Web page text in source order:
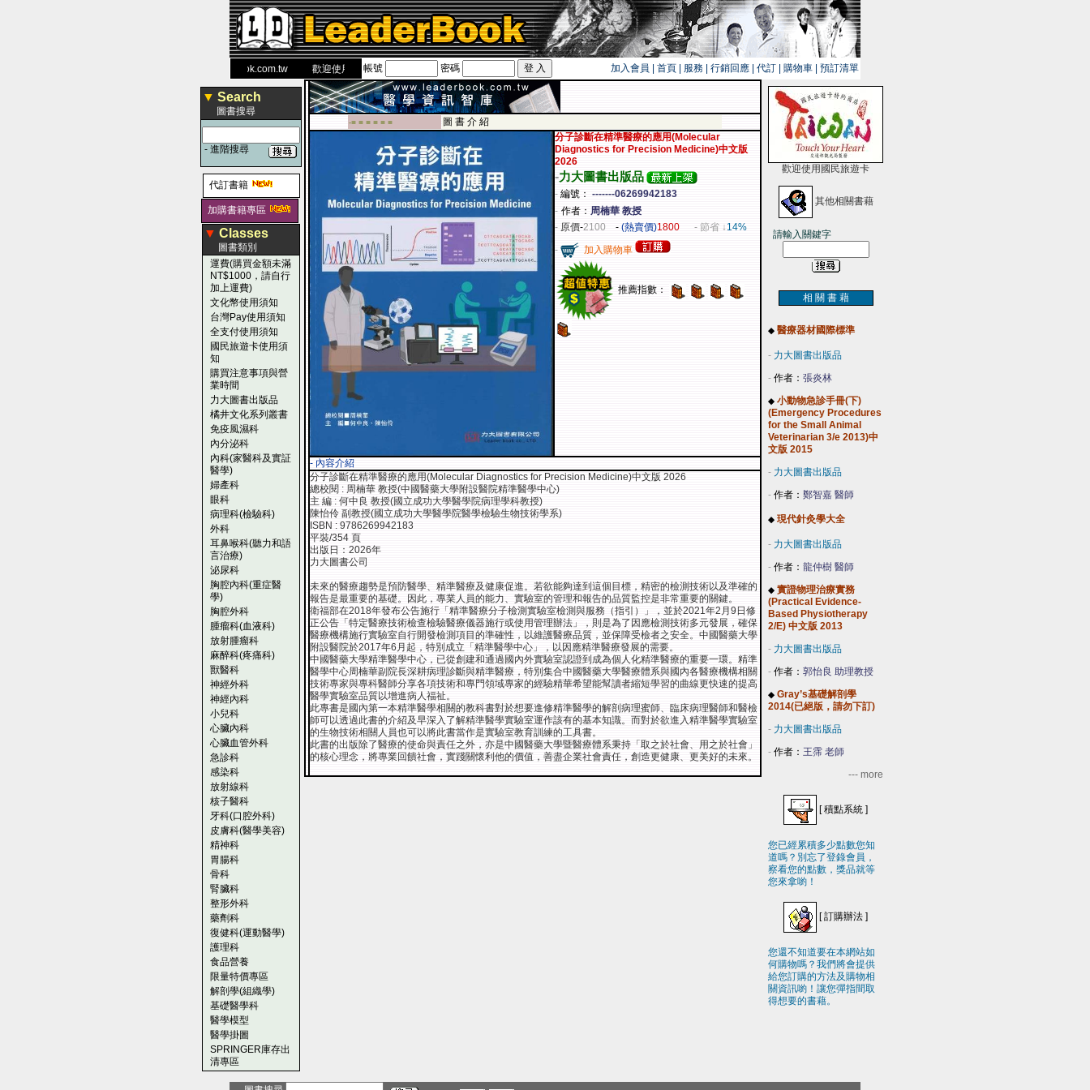
www.leaderbook.com.tw歡迎使用 國民旅遊卡！！
帳號 密碼 加入會員 首頁 服務 行銷回應 代訂 購物車 預訂清單
▼ Search
圖書搜尋
- 進階搜尋
代訂書籍
加購書籍專區
▼ Classes
圖書類別
運費(購買金額未滿
NT$1000，請自行
加上運費)
文化幣使用須知
台灣Pay使用須知
全支付使用須知
國民旅遊卡使用須
知
購買注意事項與營
業時間
力大圖書出版品
橘井文化系列叢書
免疫風濕科
內分泌科
內科(家醫科及實証
醫學)
婦產科
眼科
病理科(檢驗科)
外科
耳鼻喉科(聽力和語
言治療)
泌尿科
胸腔內科(重症醫
學)
胸腔外科
腫瘤科(血液科)
放射腫瘤科
麻醉科(疼痛科)
獸醫科
神經外科
神經內科
小兒科
心臟內科
心臟血管外科
急診科
感染科
放射線科
核子醫科
牙科(口腔外科)
皮膚科(醫學美容)
精神科
胃腸科
骨科
腎臟科
整形外科
藥劑科
復健科(運動醫學)
護理科
食品營養
限量特價專區
解剖學(組織學)
基礎醫學科
醫學模型
醫學掛圖
SPRINGER庫存出
清專區
-■ ■ ■ ■ ■ ■
圖 書 介 紹
分子診斷在精準醫療的應用(Molecular
Diagnostics for Precision Medicine)中文版
2026
-力大圖書出版品
- 編號： -------06269942183
- 作者： 周楠華 教授
- 原價-2100 - (熱賣價)1800 - 節省 ↓ 14%
-
加入購物車
推薦指數：
- 內容介紹
分子診斷在精準醫療的應用(Molecular Diagnostics for Precision Medicine)中文版 2026
總校閱 : 周楠華 教授(中國醫藥大學附設醫院精準醫學中心)
主 編 : 何中良 教授(國立成功大學醫學院病理學科教授)
陳怡伶 副教授(國立成功大學醫學院醫學檢驗生物技術學系)
ISBN : 9786269942183
平裝/354 頁
出版日：2026年
力大圖書公司
未來的醫療趨勢是預防醫學、精準醫療及健康促進。若欲能夠達到這個目標，精密的檢測技術以及準確的
報告是最重要的基礎。因此，專業人員的能力、實驗室的管理和報告的品質監控是非常重要的關鍵。
衛福部在2018年發布公告施行「精準醫療分子檢測實驗室檢測與服務（指引）」，並於2021年2月9日修
正公告「特定醫療技術檢查檢驗醫療儀器施行或使用管理辦法」，則是為了因應檢測技術多元發展，確保
醫療機構施行實驗室自行開發檢測項目的準確性，以維護醫療品質，並保障受檢者之安全。中國醫藥大學
附設醫院於2017年6月起，特別成立「精準醫學中心」，以因應精準醫療發展的需要。
中國醫藥大學精準醫學中心，已從創建和通過國內外實驗室認證到成為個人化精準醫療的重要一環。精準
醫學中心周楠華副院長深耕病理診斷與精準醫療，特別集合中國醫藥大學醫療體系與國內各醫療機構相關
技術專家與專科醫師分享各項技術和專門領域專家的經驗精華希望能幫讀者縮短學習的曲線更快速的提高
醫學實驗室品質以增進病人福祉。
此專書是國內第一本精準醫學相關的教科書對於想要進修精準醫學的解剖病理蜜師、臨床病理醫師和醫檢
師可以透過此書的介紹及早深入了解精準醫學實驗室運作該有的基本知識。而對於欲進入精準醫學實驗室
的生物技術相關人員也可以將此書當作是實驗室教育訓練的工具書。
此書的出版除了醫療的使命與責任之外，亦是中國醫藥大學暨醫療體系秉持「取之於社會、用之於社會」
的核心理念，將專業回饋社會，實踐關懷利他的價值，善盡企業社會責任，創造更健康、更美好的未來。
歡迎使用國民旅遊卡
其他相關書藉
請輸入關鍵字
相 關 書 藉
◆ 醫療器材國際標準
- 力大圖書出版品
- 作者： 張炎林
◆ 小動物急診手冊(下)
(Emergency Procedures
for the Small Animal
Veterinarian 3/e 2013)中
文版 2015
- 力大圖書出版品
- 作者： 鄭智嘉 醫師
◆ 現代針灸學大全
- 力大圖書出版品
- 作者： 龍仲樹 醫師
◆ 實證物理治療實務
(Practical Evidence-
Based Physiotherapy
2/E) 中文版 2013
- 力大圖書出版品
- 作者： 郭怡良 助理教授
◆ Gray’s基礎解剖學
2014(已絕版，請勿下訂)
- 力大圖書出版品
- 作者： 王霈 老師
--- more
[積點系統 ]
您已經累積多少點數您知
道嗎？別忘了登錄會員，
察看您的點數，獎品就等
您來拿喲！
[訂購辦法 ]
您還不知道要在本網站如
何購物嗎？我們將會提供
給您訂購的方法及購物相
關資訊喲！讓您彈指間取
得想要的書藉。